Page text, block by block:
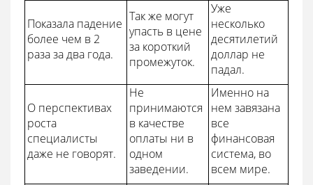
Показала падение
более чем в 2
раза за два года.
Так же могут
упасть в цене
за короткий
промежуток.
Уже
несколько
десятилетий
доллар не
падал.
О перспективах
роста
специалисты
даже не говорят.
Не
принимаются
в качестве
оплаты ни в
одном
заведении.
Именно на
нем завязана
все
финансовая
система, во
всем мире.